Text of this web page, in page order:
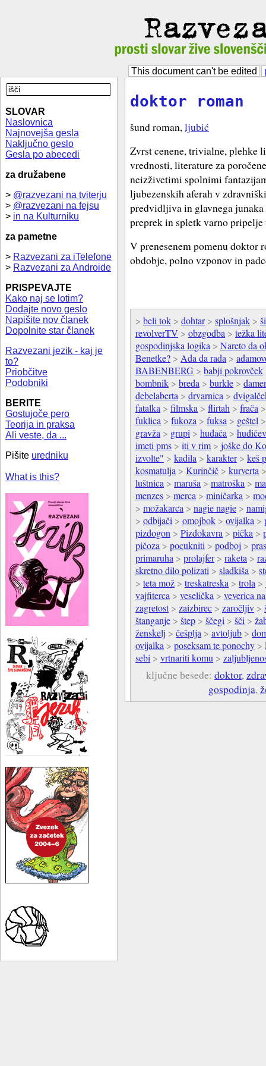
This document can't be edited
SLOVAR
Naslovnica
Najnovejša gesla
Naključno geslo
Gesla po abecedi
za družabene
> @razvezani na tviterju
> @razvezani na fejsu
> in na Kulturniku
za pametne
> Razvezani za iTelefone
> Razvezani za Androide
PRISPEVAJTE
Kako naj se lotim?
Dodajte novo geslo
Napišite nov članek
Dopolnite star članek
Razvezani jezik - kaj je
to?
Priobčitve
Podobniki
BERITE
Gostujoče pero
Teorija in praksa
Ali veste, da ...
Pišite uredniku
What is this?
doktor roman
šund roman,ljubić
Zvrst cenene, trivialne, plehke
vrednosti, literature za
neizživetimi spolnimi
ljubezenskih aferah v
predvidljiva in glavnega
preprek in spletk varno
V prenesenem pomenu doktor
obdobje, polno vzponov in
> beli tok > dohtar> splošnjak >
revolverTV > obzgodba > težka
gospodinjska logika > Nareto da
Benetke? > Ada da rada >
BABENBERG > babji pokrovček
bombnik > breda > burkle >
debelaberta > drvarnica >
fatalka > filmska > flirtah > frača
fuklica > fukoza > fuksa > geštel
gravža > grupi > hudača >
imeti pms > iti v rim > joške do
izvolte" > kadila > karakter> keš
kosmatulja > Kurinčič > kurverta
luštnica > maruša > matroška >
menzes > merca > miničarka >
> možakarca > nagie nagie >
> odbijači > omojbok > ovijalka >
pizdogon > Pizdokavra > pička >
pičoza > pocukniti > podboj >
primaruha > prolajfer> raketa >
skretno dilo polizati > sladkiša >
> teta mož > treskatreska > trola >
vajfiterca > veselička > veverica
zagretost> zaizbirec > zaročljiv >
štanganje > štep > ščegi > šči >
ženskelj > češplja > avtoljub >
ovijalka > poseksam te ponochy >
sebi > vrtnariti komu >
ključne besede: doktor,
gospodinja,